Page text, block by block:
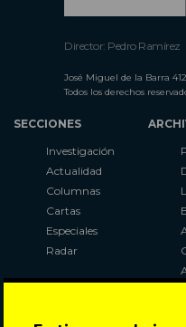
Director: Pedro Ramírez
José Miguel de la Barra
Todos los derechos
SECCIONES
Investigación
Actualidad
Columnas
Cartas
Especiales
Radar